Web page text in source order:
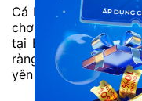
Cá Baby Kids Cafe
chơi nhỏ dành cho
tại Bình Tân. Không
ràng, khu vui chơi
yên tĩnh để người lớn